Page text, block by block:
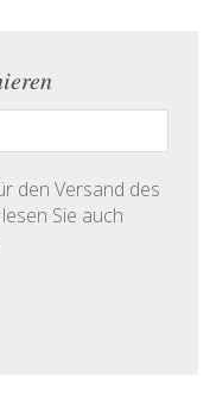
den Versand des
Sie auch